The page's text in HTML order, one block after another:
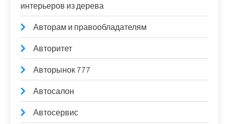
интерьеров из дерева
Авторам и правообладателям
Авторитет
Авторынок 777
Автосалон
Автосервис